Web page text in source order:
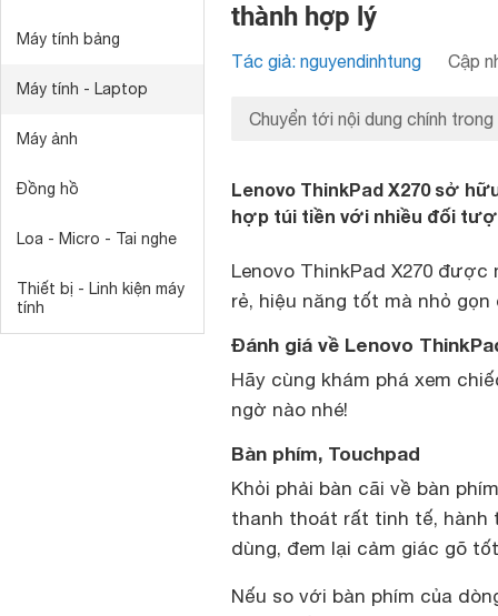
Máy tính bảng
Máy tính - Laptop
Máy ảnh
Đồng hồ
Loa - Micro - Tai nghe
Thiết bị - Linh kiện máy
tính
thành hợp lý
Tác giả: nguyendinhtung Cập
Chuyển tới nội dung chính trong
Lenovo ThinkPad X270 sở
hợp túi tiền với nhiều đối
Lenovo ThinkPad X270
rẻ, hiệu năng tốt mà nhỏ
Đánh giá về Lenovo
Hãy cùng khám phá xem
ngờ nào nhé!
Bàn phím, Touchpad
Khỏi phải bàn cãi về bàn
thanh thoát rất tinh tế, hành
dùng, đem lại cảm giác gõ
Nếu so với bàn phím của